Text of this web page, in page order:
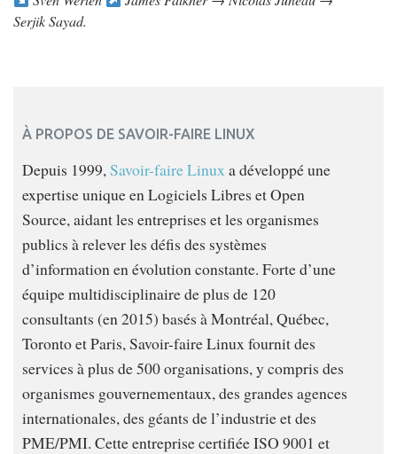
Serjik Sayad.
À PROPOS DE SAVOIR-FAIRE LINUX
Depuis 1999, Savoir-faire Linux a développé une
expertise unique en Logiciels Libres et Open
Source, aidant les entreprises et les organismes
publics à relever les défis des systèmes
d’information en évolution constante. Forte d’une
équipe multidisciplinaire de plus de 120
consultants (en 2015) basés à Montréal, Québec,
Toronto et Paris, Savoir-faire Linux fournit des
services à plus de 500 organisations, y compris des
organismes gouvernementaux, des grandes agences
internationales, des géants de l’industrie et des
PME/PMI. Cette entreprise certifiée ISO 9001 et